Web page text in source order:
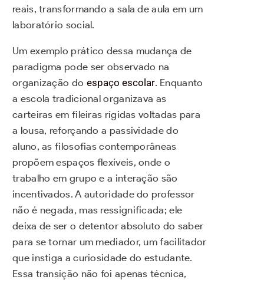
reais, transformando a sala de aula em um
laboratório social.
Um exemplo prático dessa mudança de
paradigma pode ser observado na
organização do espaço escolar. Enquanto
a escola tradicional organizava as
carteiras em fileiras rígidas voltadas para
a lousa, reforçando a passividade do
aluno, as filosofias contemporâneas
propõem espaços flexíveis, onde o
trabalho em grupo e a interação são
incentivados. A autoridade do professor
não é negada, mas ressignificada; ele
deixa de ser o detentor absoluto do saber
para se tornar um mediador, um facilitador
que instiga a curiosidade do estudante.
Essa transição não foi apenas técnica,